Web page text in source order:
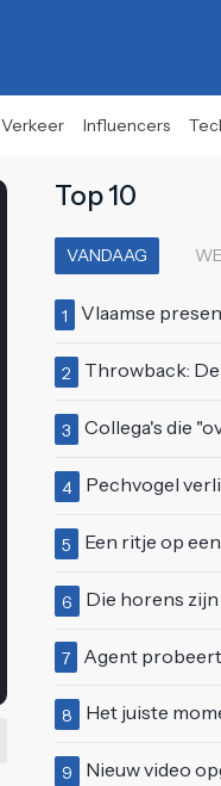
Verkeer Influencers
Top 10
VANDAAG
1 Vlaamse presentator gaat viraal
2 Throwback: De bekende
3 Collega's die
4 Pechvogel verliest
5 Een ritje op een
6 Die horens zijn
7 Agent probeert vrouw
8 Het juiste
9 Nieuw video opgedoken